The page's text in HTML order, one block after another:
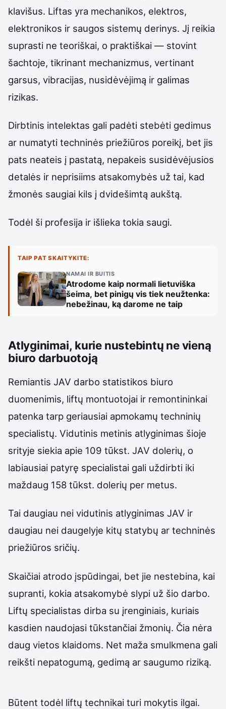
klavišus. Liftas yra mechanikos, elektros,
elektronikos ir saugos sistemų derinys. Jį reikia
suprasti ne teoriškai, o praktiškai — stovint
šachtoje, tikrinant mechanizmus, vertinant
garsus, vibracijas, nusidėvėjimą ir galimas
rizikas.
Dirbtinis intelektas gali padėti stebėti gedimus
ar numatyti techninės priežiūros poreikį, bet jis
pats neateis į pastatą, nepakeis susidėvėjusios
detalės ir neprisiims atsakomybės už tai, kad
žmonės saugiai kils į dvidešimtą aukštą.
Todėl ši profesija ir išlieka tokia saugi.
TAIP PAT SKAITYKITE:
NAMAI IR BUITIS
Atrodome kaip normali lietuviška
šeima, bet pinigų vis tiek neužtenka:
nebežinau, ką darome ne taip
Atlyginimai, kurie nustebintų ne vieną
biuro darbuotoją
Remiantis JAV darbo statistikos biuro
duomenimis, liftų montuotojai ir remontininkai
patenka tarp geriausiai apmokamų techninių
specialistų. Vidutinis metinis atlyginimas šioje
srityje siekia apie 109 tūkst. JAV dolerių, o
labiausiai patyrę specialistai gali uždirbti iki
maždaug 158 tūkst. dolerių per metus.
Tai daugiau nei vidutinis atlyginimas JAV ir
daugiau nei daugelyje kitų statybų ar techninės
priežiūros sričių.
Skaičiai atrodo įspūdingai, bet jie nestebina, kai
supranti, kokia atsakomybė slypi už šio darbo.
Liftų specialistas dirba su įrenginiais, kuriais
kasdien naudojasi tūkstančiai žmonių. Čia nėra
daug vietos klaidoms. Net maža smulkmena gali
reikšti nepatogumą, gedimą ar saugumo riziką.
Būtent todėl liftų technikai turi mokytis ilgai.